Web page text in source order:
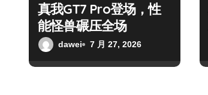
真我GT7 Pro登场，性
能怪兽碾压全场
dawei 7 月 27, 2026